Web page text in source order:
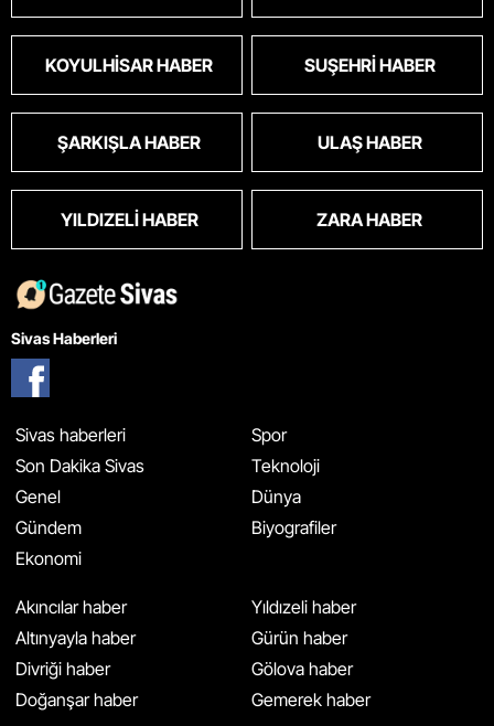
KOYULHISAR HABER SUŞEHRI HABER
ŞARKIŞLA HABER ULAŞ HABER
YILDIZELI HABER ZARA HABER
Sivas Haberleri
Sivas haberleri
Son Dakika Sivas
Genel
Gündem
Ekonomi
Spor
Teknoloji
Dünya
Biyografiler
Akıncılar haber
Altınyayla haber
Divriği haber
Doğanşar haber
Yıldızeli haber
Gürün haber
Gölova haber
Gemerek haber